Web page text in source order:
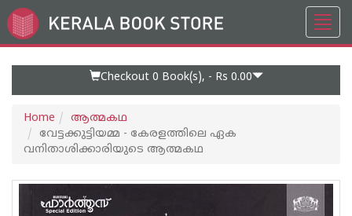
Go
to
Checkout 0 Book(s), - Rs 0.00
Home
ആത്മകഥ
വേട്ടക്കുട്ടിയമ്മ - കേരളത്തിലെ ഏക
വനിതാശിക്കാരിയുടെ ആത്മകഥ